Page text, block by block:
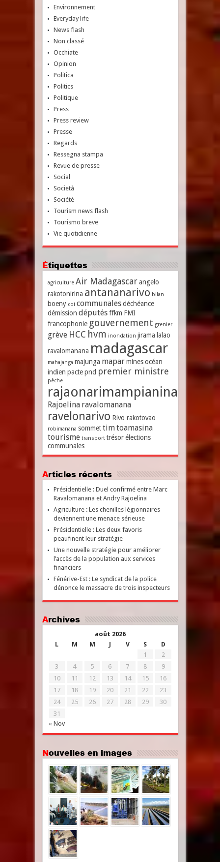
Environnement
Everyday life
News flash
Non classé
Occhiate
Opinion
Politica
Politics
Politique
Press
Press review
Presse
Regards
Ressegna stampa
Revue de presse
Social
Società
Société
Tourism news flash
Tourismo breve
Vie quotidienne
Étiquettes
agriculture Air Madagascar angelo
rakotonirina antananarivo bilan
boeny coi communales déchéance
démission députés ffkm FMI
francophonie gouvernement grenier
grève HCC hvm inondation jirama lalao
ravalomanana madagascar
mahajanga majunga mapar mines océan
indien pacte pnd premier ministre
pêche
rajaonarimampianina
Rajoelina ravalomanana
ravelonarivo Rivo rakotovao
robimanana sommet timtoamasina
tourisme transport trésor élections
communales
Articles récents
Présidentielle : Duel confirmé entre Marc
Ravalomanana et Andry Rajoelina
Agriculture : Les chenilles légionnaires
deviennent une menace sérieuse
Présidentielle : Les deux favoris
peaufinent leur stratégie
Une nouvelle stratégie pour améliorer
l’accès de la population aux services
financiers
Fénérive-Est : Le syndicat de la police
dénonce le massacre de trois inspecteurs
Archives
août 2026
L
M M J V S D
« Nov
1
2
3
4 5 6 7 8
9
10
11 12 13 14 15
16
17
18 19 20 21 22
23
24
25 26 27 28 29
30
31
Nouvelles en images